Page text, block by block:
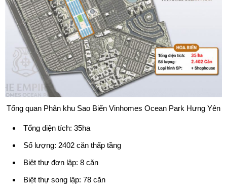
Tổng quan Phân khu Sao Biển Vinhomes Ocean Park Hưng Yên
Tổng diện tích: 35ha
Số lượng: 2402 căn thấp tầng
Biệt thự đơn lập: 8 căn
Biệt thự song lập: 78 căn